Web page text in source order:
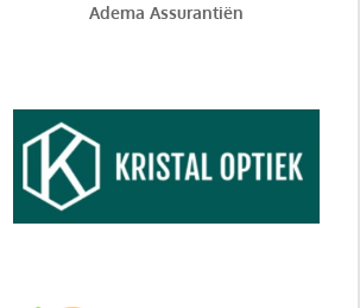
Adema Assurantiën